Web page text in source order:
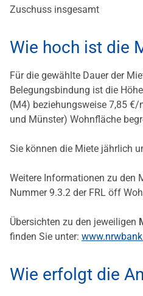
Zuschuss insgesamt
Wie hoch ist die
Für die gewählte Dauer der
Belegungsbindung ist die
(M4) beziehungsweise 7,85 €/
und Münster) Wohnfläche
Sie können die Miete jährlich
Weitere Informationen zu den
Nummer 9.3.2 der FRL öff
Übersichten zu den jeweiligen
finden Sie unter:
Wie erfolgt die